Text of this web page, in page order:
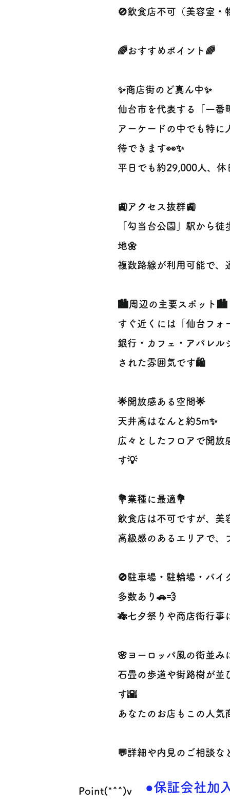
🚫飲食店不可（美容室・
🌈おすすめポイント🌈
✨商店街のど真ん中✨
仙台市を代表する「一番
アーケードの中でも特に
待できます👀✨
平日でも約29,000人、
🚉アクセス抜群🚉
「勾当台公園」駅から
地🌼
複数路線が利用可能で、
🏙周辺の主要スポット🏙
すぐ近くには「仙台フォ
銀行・カフェ・アパレル
された雰囲気です🛍
🌟開放感ある空間🌟
天井高はなんと約5m✨
広々としたフロアで開放
す💡
💐業種に最適💐
飲食店は不可ですが、美
高級感のあるエリアで、
🚫駐車場・駐輪場・バイ
多数あり🚗💨
🎋七夕祭りや商店街行事
🌸ヨーロッパ風の街並み
石畳の歩道や街路樹が並
す🌇
あなたのお店もこの人気
💬詳細や内見のご相談な
Point(*^^)v ●保証会社加